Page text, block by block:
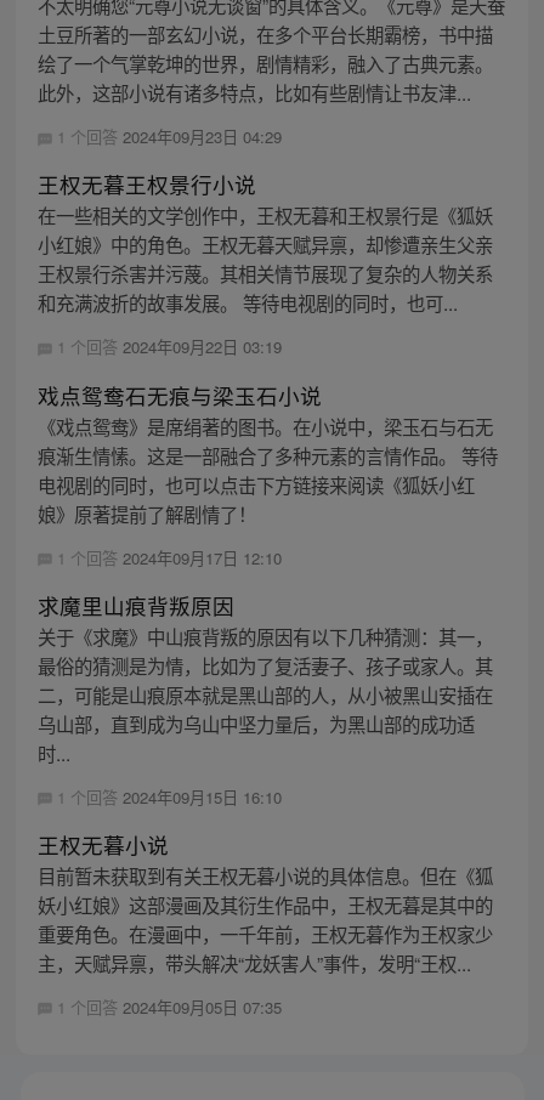
土豆所著的一部玄幻小说，在多个平台长期霸榜，书中描
绘了一个气掌乾坤的世界，剧情精彩，融入了古典元素。
此外，这部小说有诸多特点，比如有些剧情让书友津...
1 个回答 2024年09月23日 04:29
王权无暮王权景行小说
在一些相关的文学创作中，王权无暮和王权景行是《狐妖
小红娘》中的角色。王权无暮天赋异禀，却惨遭亲生父亲
王权景行杀害并污蔑。其相关情节展现了复杂的人物关系
和充满波折的故事发展。 等待电视剧的同时，也可...
1 个回答 2024年09月22日 03:19
戏点鸳鸯石无痕与梁玉石小说
《戏点鸳鸯》是席绢著的图书。在小说中，梁玉石与石无
痕渐生情愫。这是一部融合了多种元素的言情作品。 等待
电视剧的同时，也可以点击下方链接来阅读《狐妖小红
娘》原著提前了解剧情了！
1 个回答 2024年09月17日 12:10
求魔里山痕背叛原因
关于《求魔》中山痕背叛的原因有以下几种猜测：其一，
最俗的猜测是为情，比如为了复活妻子、孩子或家人。其
二，可能是山痕原本就是黑山部的人，从小被黑山安插在
乌山部，直到成为乌山中坚力量后，为黑山部的成功适
时...
1 个回答 2024年09月15日 16:10
王权无暮小说
目前暂未获取到有关王权无暮小说的具体信息。但在《狐
妖小红娘》这部漫画及其衍生作品中，王权无暮是其中的
重要角色。在漫画中，一千年前，王权无暮作为王权家少
主，天赋异禀，带头解决“龙妖害人”事件，发明“王权...
1 个回答 2024年09月05日 07:35